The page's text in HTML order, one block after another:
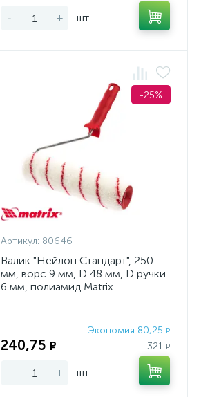
- + шт
-25%
Артикул: 80646
Валик "Нейлон Стандарт", 250
мм, ворс 9 мм, D 48 мм, D ручки
6 мм, полиамид Matrix
Экономия 80,25₽
240,75 ₽ 321₽
- + шт